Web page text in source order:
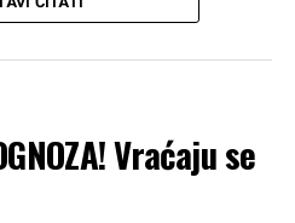
navode iz
zavoda Republike
desetak dana visokih
koje će u najtoplijem dijelu
Vraćaju se